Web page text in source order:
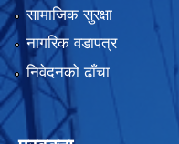
सामाजिक सुरक्षा
नागरिक वडापत्र
निवेदनको ढाँचा